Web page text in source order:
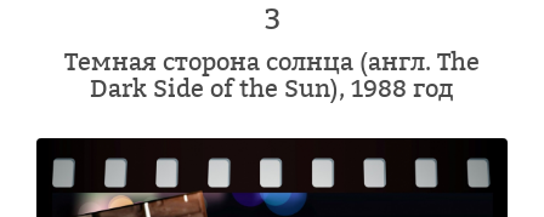
3
Темная сторона солнца (англ. The
Dark Side of the Sun), 1988 год